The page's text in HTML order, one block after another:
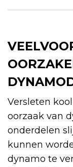
Versleten
oorzaak van
onderdelen
kunnen
dynamo te